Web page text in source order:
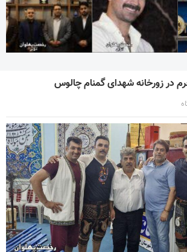
در زورخانه شهدای گمنام چالوس